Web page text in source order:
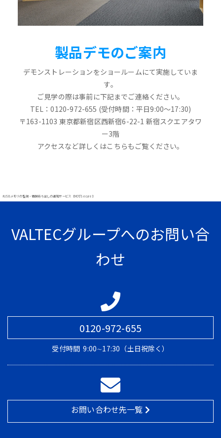
製品デモのご案内
デモンストレーションをショールームにて実施していま
す。
ご見学の際は事前に下記までご連絡ください。
TEL：0120-972-655 (受付時間：平日9:00～17:30)
〒163-1103 東京都新宿区西新宿6-22-1 新宿スクエアタワ
ー3階
アクセスなど詳しくはこちらもご覧ください。
#USBメモリの監視・情報持ち出しの通知サービス【MOT/Secure】
VALTECグループへのお問い合
わせ
0120-972-655
受付時間 9:00∼17:30（土日祝除く）
お問い合わせ先一覧